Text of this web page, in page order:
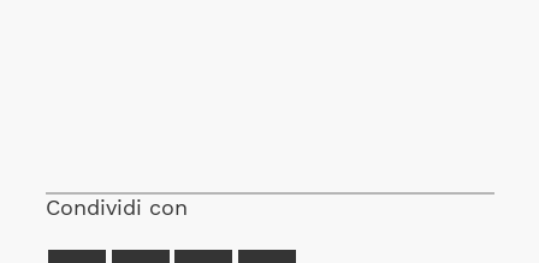
Condividi con